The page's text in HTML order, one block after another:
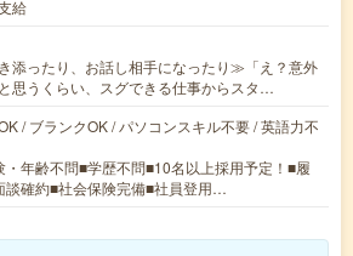
給
添ったり、お話し相手になったり≫「え？意外
思うくらい、スグできる仕事からスタ…
/ ブランクOK / パソコンスキル不要 / 英語力不
・年齢不問■学歴不問■10名以上採用予定！■履
談確約■社会保険完備■社員登用…